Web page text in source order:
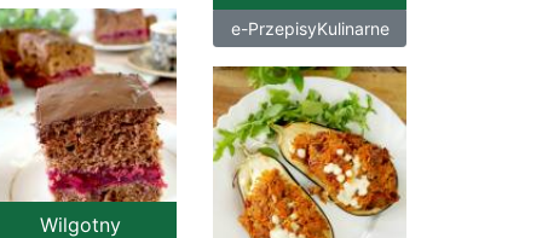
e-PrzepisyKulinarne
Wilgotny